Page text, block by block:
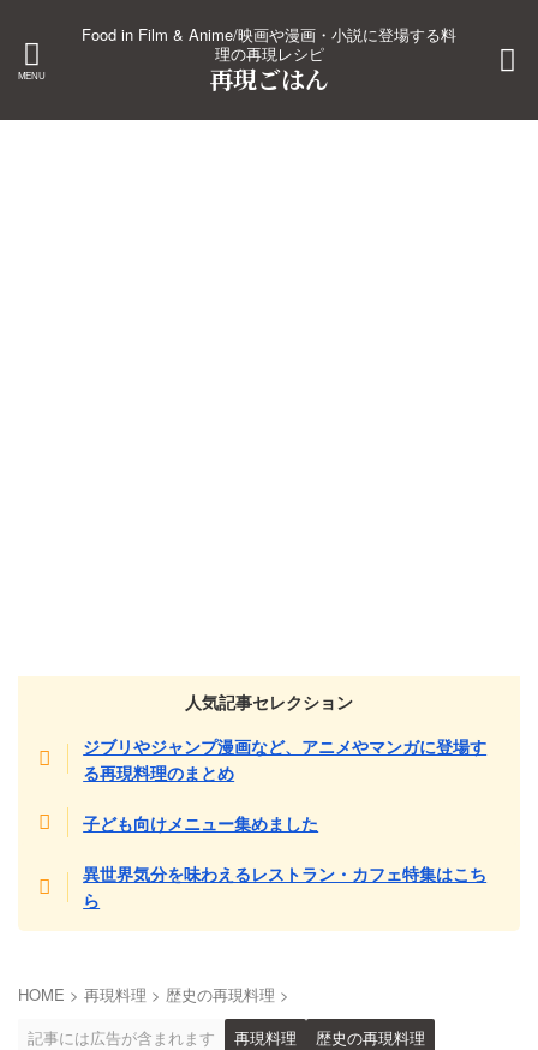
Food in Film & Anime/映画や漫画・小説に登場する料
理の再現レシピ
再現ごはん
人気記事セレクション
ジブリやジャンプ漫画など、アニメやマンガに登場す
る再現料理のまとめ
子ども向けメニュー集めました
異世界気分を味わえるレストラン・カフェ特集はこち
ら
HOME > 再現料理 > 歴史の再現料理 >
記事には広告が含まれます
再現料理 歴史の再現料理